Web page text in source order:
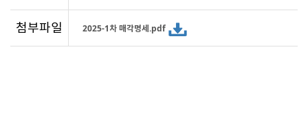
첨부파일 2025-1차 매각명세.pdf